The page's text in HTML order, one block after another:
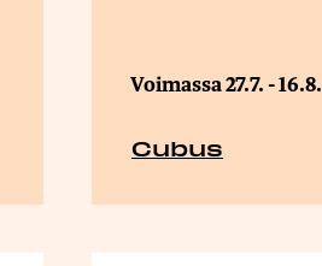
Voimassa 27.7. - 16.8.
Cubus